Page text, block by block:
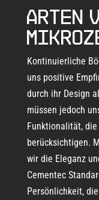
Arten
Kontinuierliche
uns positive
durch ihr Design
müssen jedoch
Funktionalität,
berücksichtigen.
wir die Eleganz
Cementec
Persönlichkeit,